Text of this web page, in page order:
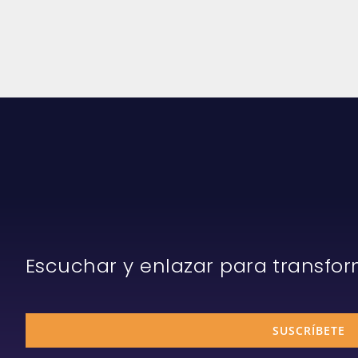
Escuchar y enlazar para
SUSCRÍBETE